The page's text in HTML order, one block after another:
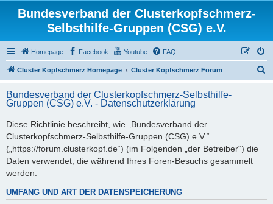
Bundesverband der Clusterkopfschmerz-
Selbsthilfe-Gruppen (CSG) e.V.
Homepage Facebook Youtube FAQ
Cluster Kopfschmerz Homepage Cluster Kopfschmerz Forum
h
Bundesverband der Clusterkopfschmerz-Selbsthilfe-
Gruppen (CSG) e.V. - Datenschutzerklärung
Diese Richtlinie beschreibt, wie „Bundesverband der
Clusterkopfschmerz-Selbsthilfe-Gruppen (CSG) e.V.“
(„https://forum.clusterkopf.de“) (im Folgenden „der Betreiber“) die
Daten verwendet, die während Ihres Foren-Besuchs gesammelt
werden.
UMFANG UND ART DER DATENSPEICHERUNG